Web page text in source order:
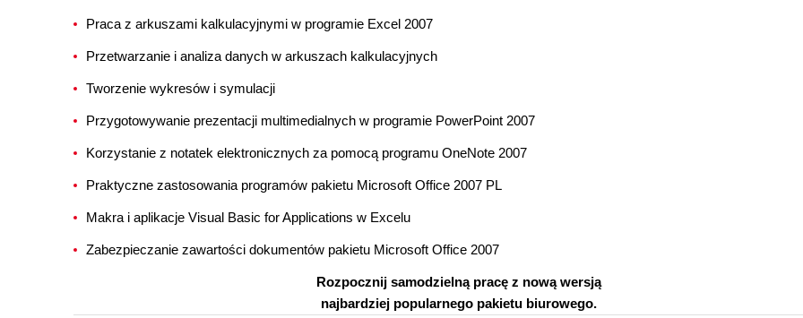
Praca z arkuszami kalkulacyjnymi w programie Excel 2007
Przetwarzanie i analiza danych w arkuszach kalkulacyjnych
Tworzenie wykresów i symulacji
Przygotowywanie prezentacji multimedialnych w programie PowerPoint 2007
Korzystanie z notatek elektronicznych za pomocą programu OneNote 2007
Praktyczne zastosowania programów pakietu Microsoft Office 2007 PL
Makra i aplikacje Visual Basic for Applications w Excelu
Zabezpieczanie zawartości dokumentów pakietu Microsoft Office 2007
Rozpocznij samodzielną pracę z nową wersją
najbardziej popularnego pakietu biurowego.